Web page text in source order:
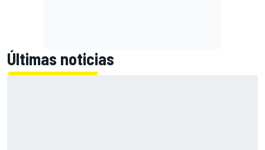
Últimas noticias